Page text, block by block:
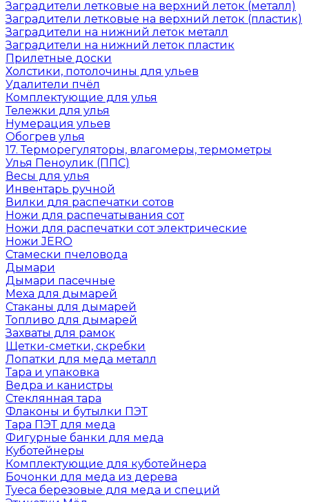
Заградители летковые на верхний леток (металл)
Заградители летковые на верхний леток (пластик)
Заградители на нижний леток металл
Заградители на нижний леток пластик
Прилетные доски
Холстики, потолочины для ульев
Удалители пчёл
Комплектующие для улья
Тележки для улья
Нумерация ульев
Обогрев улья
17. Терморегуляторы, влагомеры, термометры
Улья Пеноулик (ППС)
Весы для улья
Инвентарь ручной
Вилки для распечатки сотов
Ножи для распечатывания сот
Ножи для распечатки сот электрические
Ножи JERO
Стамески пчеловода
Дымари
Дымари пасечные
Меха для дымарей
Стаканы для дымарей
Топливо для дымарей
Захваты для рамок
Щетки-сметки, скребки
Лопатки для меда металл
Тара и упаковка
Ведра и канистры
Стеклянная тара
Флаконы и бутылки ПЭТ
Тара ПЭТ для меда
Фигурные банки для меда
Куботейнеры
Комплектующие для куботейнера
Бочонки для меда из дерева
Туеса березовые для меда и специй